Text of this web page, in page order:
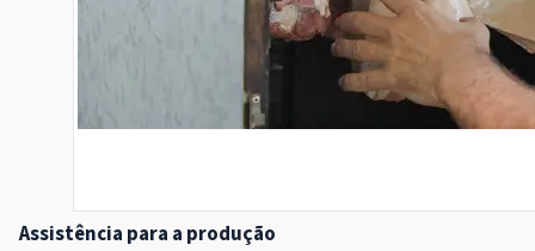
Assistência para a produção